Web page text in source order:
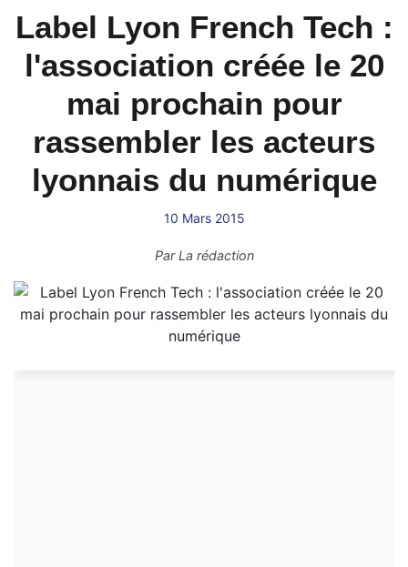
Label Lyon French Tech :
l'association créée le 20
mai prochain pour
rassembler les acteurs
lyonnais du numérique
10 Mars 2015
ParLa rédaction